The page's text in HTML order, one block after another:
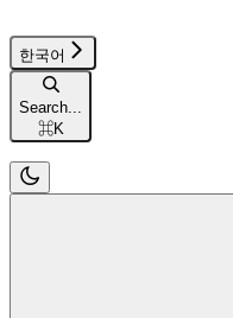
한국어
Search...
⌘K